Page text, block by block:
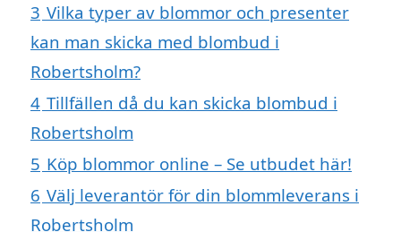
3 Vilka typer av blommor och presenter
kan man skicka med blombud i
Robertsholm?
4 Tillfällen då du kan skicka blombud i
Robertsholm
5 Köp blommor online – Se utbudet här!
6 Välj leverantör för din blommleverans i
Robertsholm